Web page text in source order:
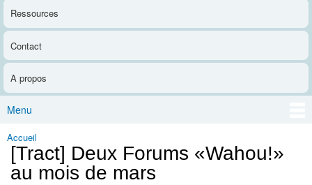
Ressources
Contact
A propos
Menu
Vous êtes ici
Accueil
[Tract] Deux Forums «Wahou!»
au mois de mars